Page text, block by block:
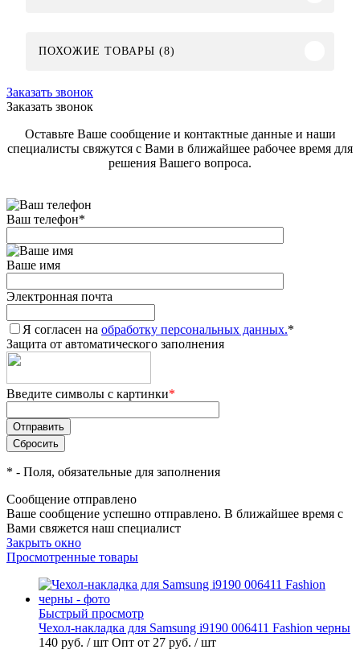
ПОХОЖИЕ ТОВАРЫ (8)
Заказать звонок
Заказать звонок
Оставьте Ваше сообщение и контактные данные и наши
специалисты свяжутся с Вами в ближайшее рабочее время для
решения Вашего вопроса.
Ваш телефон*
Ваше имя
Электронная почта
Я согласен на обработку персональных данных.*
Защита от автоматического заполнения
Введите символы с картинки*
* - Поля, обязательные для заполнения
Сообщение отправлено
Ваше сообщение успешно отправлено. В ближайшее время с
Вами свяжется наш специалист
Закрыть окно
Просмотренные товары
Быстрый просмотр
Чехол-накладка для Samsung i9190 006411 Fashion черны
140 руб. / шт Опт от 27 руб. / шт